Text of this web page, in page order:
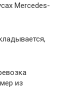
Mercedes-
из